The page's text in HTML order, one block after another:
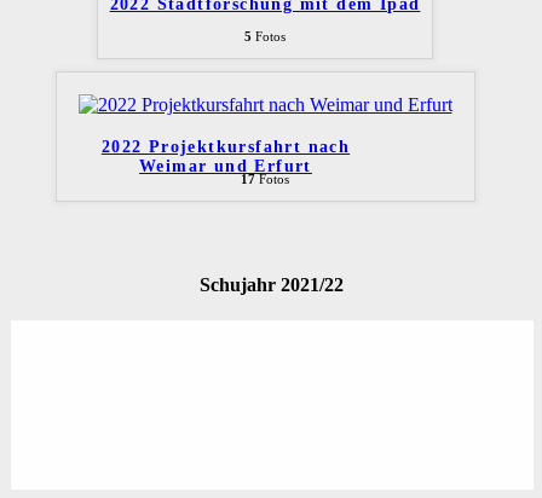
2022 Stadtforschung mit dem Ipad
5 Fotos
2022 Projektkursfahrt nach
Weimar und Erfurt
17 Fotos
Schujahr 2021/22